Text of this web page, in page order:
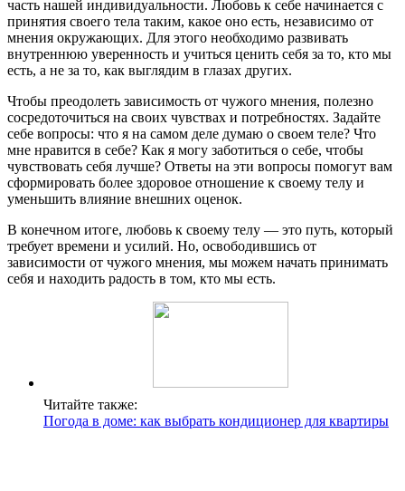
часть нашей индивидуальности. Любовь к себе начинается с
принятия своего тела таким, какое оно есть, независимо от
мнения окружающих. Для этого необходимо развивать
внутреннюю уверенность и учиться ценить себя за то, кто мы
есть, а не за то, как выглядим в глазах других.
Чтобы преодолеть зависимость от чужого мнения, полезно
сосредоточиться на своих чувствах и потребностях. Задайте
себе вопросы: что я на самом деле думаю о своем теле? Что
мне нравится в себе? Как я могу заботиться о себе, чтобы
чувствовать себя лучше? Ответы на эти вопросы помогут вам
сформировать более здоровое отношение к своему телу и
уменьшить влияние внешних оценок.
В конечном итоге, любовь к своему телу — это путь, который
требует времени и усилий. Но, освободившись от
зависимости от чужого мнения, мы можем начать принимать
себя и находить радость в том, кто мы есть.
Читайте также:
Погода в доме: как выбрать кондиционер для квартиры